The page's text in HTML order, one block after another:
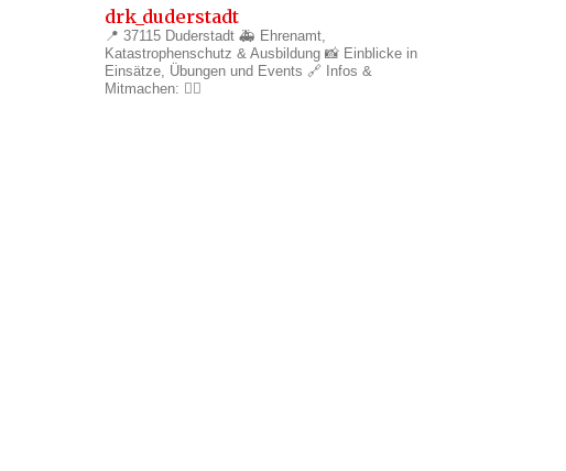
drk_duderstadt
📍 37115 Duderstadt 🚑 Ehrenamt,
Katastrophenschutz & Ausbildung 📸 Einblicke in
Einsätze, Übungen und Events 🔗 Infos &
Mitmachen: 👇🏼